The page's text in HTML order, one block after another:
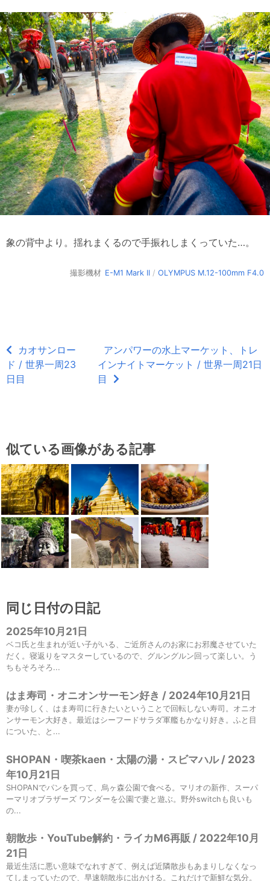
象の背中より。揺れまくるので手振れしまくっていた…。
撮影機材 E-M1 Mark II / OLYMPUS M.12-100mm F4.0
カオサンロー
ド / 世界一周23
日目
アンパワーの水上マーケット、トレ
インナイトマーケット / 世界一周21日
目
似ている画像がある記事
同じ日付の日記
2025年10月21日
ベコ氏と生まれが近い子がいる、ご近所さんのお家にお邪魔させていた
だく。寝返りをマスターしているので、グルングルン回って楽しい。う
ちもそろそろ...
はま寿司・オニオンサーモン好き / 2024年10月21日
妻が珍しく、はま寿司に行きたいということで回転しない寿司。オニオ
ンサーモン大好き。最近はシーフードサラダ軍艦もかなり好き。ふと目
についた、と...
SHOPAN・喫茶kaen・太陽の湯・スビマハル / 2023
年10月21日
SHOPANでパンを買って、烏ヶ森公園で食べる。マリオの新作、スーパ
ーマリオブラザーズ ワンダーを公園で妻と遊ぶ。野外switchも良いも
の...
朝散歩・YouTube解約・ライカM6再販 / 2022年10月
21日
最近生活に悪い意味でなれすぎて、例えば近隣散歩もあまりしなくなっ
てしまっていたので、早速朝散歩に出かける。これだけで新鮮な気分。